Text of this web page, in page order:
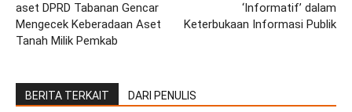
aset DPRD Tabanan Gencar
Mengecek Keberadaan Aset
Tanah Milik Pemkab
‘Informatif’ dalam
Keterbukaan Informasi Publik
BERITA TERKAIT DARI PENULIS